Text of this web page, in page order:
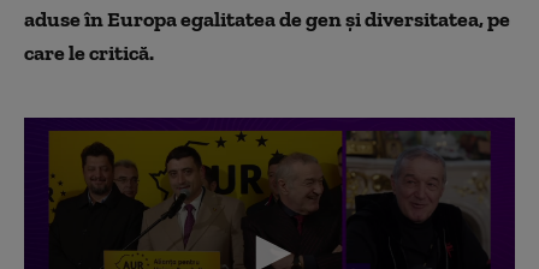
aduse în Europa egalitatea de gen și diversitatea, pe
care le critică.